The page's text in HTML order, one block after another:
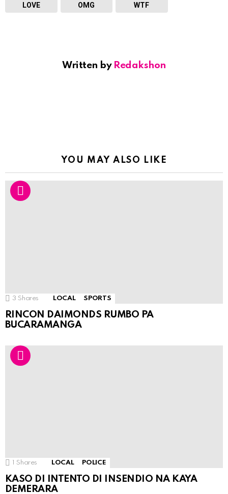
LOVE OMG WTF
Written by Redakshon
YOU MAY ALSO LIKE
3 Shares LOCAL SPORTS
RINCON DAIMONDS RUMBO PA
BUCARAMANGA
1 Shares LOCAL POLICE
KASO DI INTENTO DI INSENDIO NA KAYA
DEMERARA